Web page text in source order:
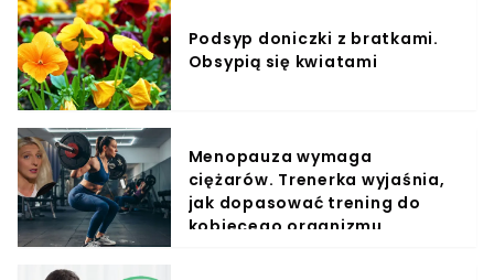
Podsyp doniczki z bratkami.
Obsypią się kwiatami
Menopauza wymaga
ciężarów. Trenerka wyjaśnia,
jak dopasować trening do
kobiecego organizmu